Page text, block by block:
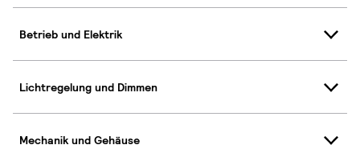
Betrieb und Elektrik
Lichtregelung und Dimmen
Mechanik und Gehäuse